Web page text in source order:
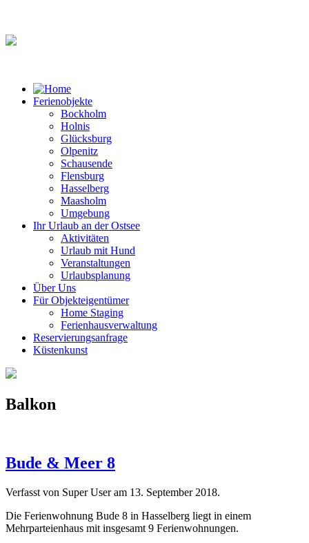
Ferienobjekte
Bockholm
Holnis
Glücksburg
Olpenitz
Schausende
Flensburg
Hasselberg
Maasholm
Umgebung
Ihr Urlaub an der Ostsee
Aktivitäten
Urlaub mit Hund
Veranstaltungen
Urlaubsplanung
Über Uns
Für Objekteigentümer
Home Staging
Ferienhausverwaltung
Reservierungsanfrage
Küstenkunst
Balkon
Bude & Meer 8
Verfasst von Super User am 13. September 2018.
Die Ferienwohnung Bude 8 in Hasselberg liegt in einem
Mehrparteienhaus mit insgesamt 9 Ferienwohnungen.